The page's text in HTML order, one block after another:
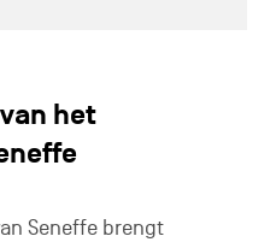
het
Seneffe brengt